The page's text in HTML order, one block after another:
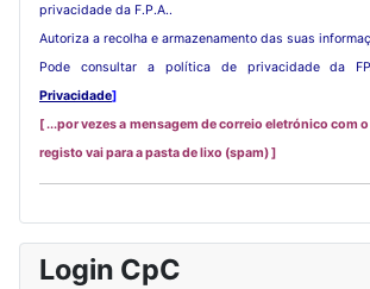
privacidade da F.P.A..
Autoriza a recolha e armazenamento das suas
Pode consultar a política de privacidade da
Privacidade]
[ ...por vezes a mensagem de correio eletrónico com o
registo vai para a pasta de lixo (spam) ]
Login CpC